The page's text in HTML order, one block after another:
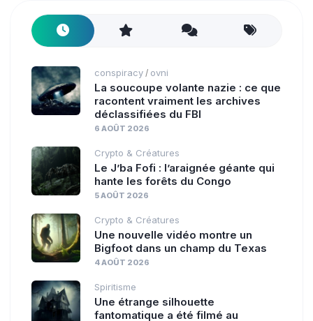
conspiracy / ovni
La soucoupe volante nazie : ce que
racontent vraiment les archives
déclassifiées du FBI
6 AOÛT 2026
Crypto & Créatures
Le J’ba Fofi : l’araignée géante qui
hante les forêts du Congo
5 AOÛT 2026
Crypto & Créatures
Une nouvelle vidéo montre un
Bigfoot dans un champ du Texas
4 AOÛT 2026
Spiritisme
Une étrange silhouette
fantomatique a été filmé au